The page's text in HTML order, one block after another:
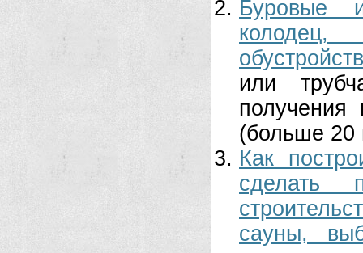
Буровые
колодец,
или
(больше 20
Как
сделать
сауны,